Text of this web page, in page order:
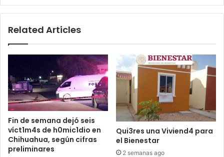
Related Articles
Fin de semana dejó seis
víct1m4s de h0mic1dio en
Chihuahua, según cifras
preliminares
Qui3res una Viviend4 para
el Bienestar
2 semanas ago